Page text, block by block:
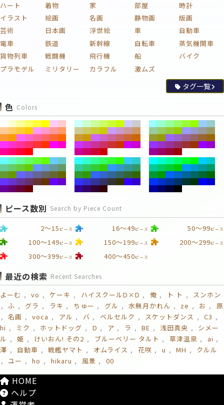
ハート
着物 家 部屋
時計
イラスト
絵画 名画 静物画
版画
芸術
日本画 浮世絵 車
自動車
電車
鉄道 新幹線 自転車
蒸気機関車
貨物列車
戦闘機 飛行機 船
バイク
プラモデル
ミリタリー カラフル 激ムズ
タグ一覧
色 Colors
ピース数別 Search by Piece Count
2～15 ピース 16～49ピース 50～99ピース
100～149ピース 150～199ピース 200～299ピース
300～399ピース 400～450ピース
最近の検索 Recent Searches
よーむ vo ケーキ ハイスクールD×D 俺 ト ト
スンホン
ふ
グラ ラキ ちゅー グル 水無月かれん ze お
原
名画
voca アル バ ベルセルク スケットダンス
C3
hi
ミク ホットドッグ D ア ラ BE 浅田真央
シメー
ル
姫 けいおん! その2 ブルーベリー タルト 草津温泉
ai
澤
自動車 戦艦ヤマト オムライス 花咲 u MH
クルル
ユー
ho hikaru 風景 00
HOME
ヘルプ